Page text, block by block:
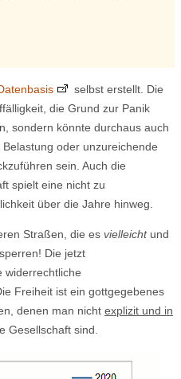
selbst erstellt. Die
die Grund zur Panik
sondern könnte durchaus auch
Belastung oder unzureichende
sein. Auch die
spielt eine nicht zu
über die Jahre hinweg.
Straßen, die es vielleichtund
Die jetzt
widerrechtliche
Freiheit ist ein gottgegebenes
denen man nicht explizit und in
Gesellschaft sind.